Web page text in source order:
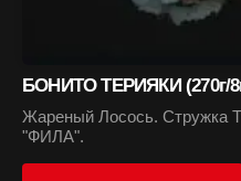
БОНИТО ТЕРИЯКИ (270г/
Жареный Лосось. Стружка
"ФИЛА".